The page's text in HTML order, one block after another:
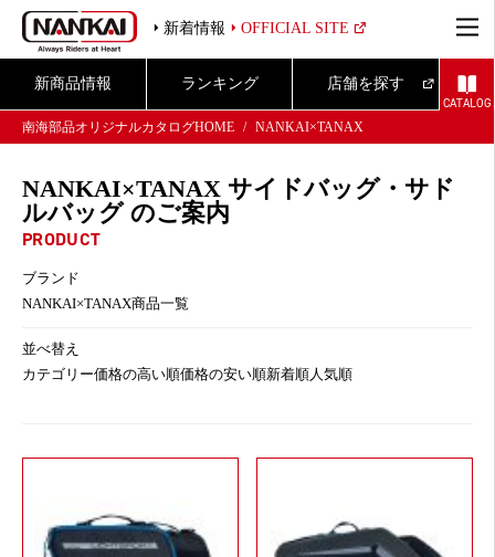
新着情報 OFFICIAL SITE
新商品情報 ランキング 店舗を探す
CATALOG
南海部品オリジナルカタログHOME
NANKAI×TANAX
NANKAI×TANAX サイドバッグ・サド
ルバッグ のご案内
PRODUCT
ブランド
NANKAI×TANAX商品一覧
並べ替え
カテゴリー価格の高い順価格の安い順新着順人気順